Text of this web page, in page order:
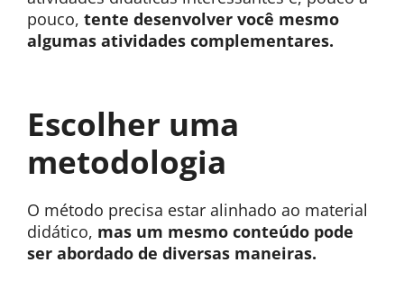
pouco, tente desenvolver você mesmo
algumas atividades complementares.
Escolher uma
metodologia
O método precisa estar alinhado ao material
didático, mas um mesmo conteúdo pode
ser abordado de diversas maneiras.